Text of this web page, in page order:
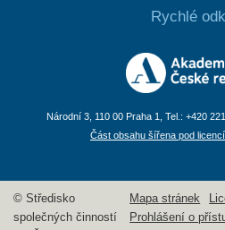
Rychlé
Národní 3, 110 00 Praha 1, Tel.: +420
Část obsahu šířena pod
© Středisko
společných činností
Mapa stránek
Prohlášení o